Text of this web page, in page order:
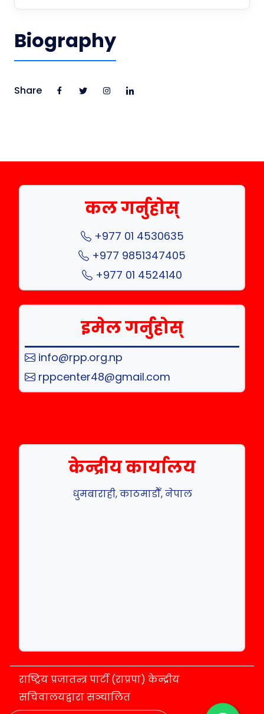
Biography
Share
कल गर्नुहोस्
+977 01 4530635
+977 9851347405
+977 01 4524140
इमेल गर्नुहोस्
info@rpp.org.np
rppcenter48@gmail.com
केन्द्रीय कार्यालय
धुमबाराही, काठमाडौँ, नेपाल
राष्ट्रिय प्रजातन्त्र पार्टी (राप्रपा) केन्द्रीय
सचिवालयद्वारा सञ्चालित